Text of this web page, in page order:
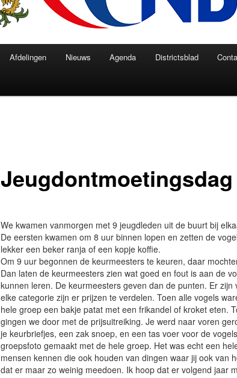
Afdelingen Nieuws Agenda Districtsblad
Jeugdontmoetingsdag
We kwamen vanmorgen met 9 jeugdleden uit de buurt bij
De eersten kwamen om 8 uur binnen lopen en zetten de
lekker een beker ranja of een kopje koffie.
Om 9 uur begonnen de keurmeesters te keuren, daar
Dan laten de keurmeesters zien wat goed en fout is aan de
kunnen leren. De keurmeesters geven dan de punten. Er zijn
elke categorie zijn er prijzen te verdelen. Toen alle vogels
hele groep een bakje patat met een frikandel of kroket eten.
gingen we door met de prijsuitreiking. Je werd naar voren
je keurbriefjes, een zak snoep, en een tas voer voor de
groepsfoto gemaakt met de hele groep. Het was echt een
mensen kennen die ook houden van dingen waar jij ook van
dat er maar zo weinig meedoen. Ik hoop dat er volgend jaar